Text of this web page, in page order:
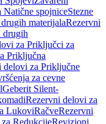
Natične spojniceStezne
materijalaRezervni
drugih
za Priključci za
Priključna
delovi za Priključne
za cevne
Geberit Silent-
Rezervni delovi za
LukoviRačveRezervni
RedukcijeRevizioni